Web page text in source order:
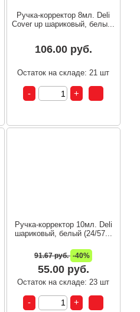
Ручка-корректор 8мл. Deli
Cover up шариковый, белы...
106.00 руб.
Остаток на складе: 21 шт
Ручка-корректор 10мл. Deli
шариковый, белый (24/57...
91.67 руб. -40%
55.00 руб.
Остаток на складе: 23 шт